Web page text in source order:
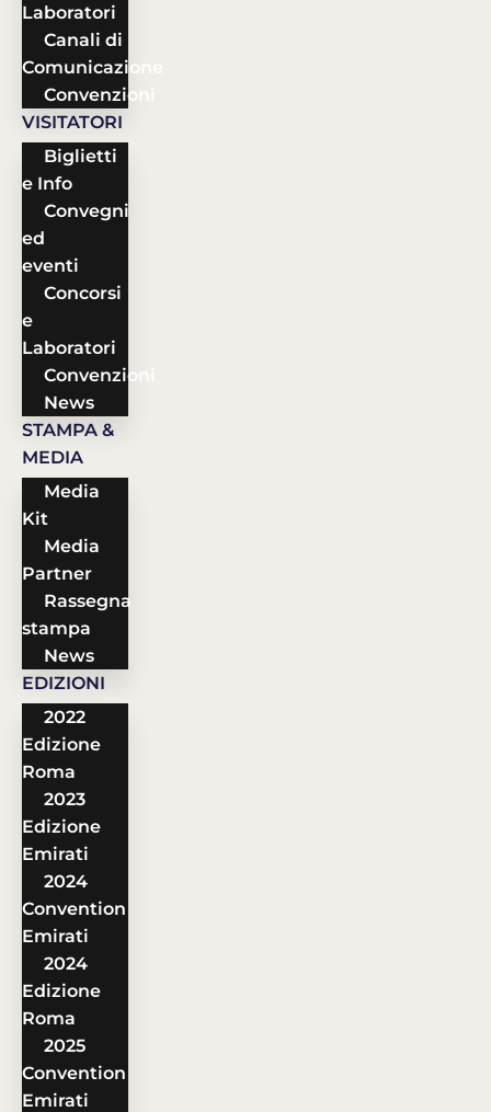
Laboratori
Canali di
Comunicazione
Convenzioni
VISITATORI
Biglietti
e Info
Convegni
ed
eventi
Concorsi
e
Laboratori
Convenzioni
News
STAMPA &
MEDIA
Media
Kit
Media
Partner
Rassegna
stampa
News
EDIZIONI
2022
Edizione
Roma
2023
Edizione
Emirati
2024
Convention
Emirati
2024
Edizione
Roma
2025
Convention
Emirati